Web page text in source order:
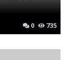
0 735